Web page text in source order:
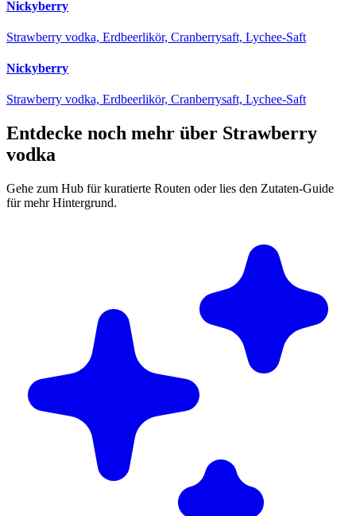
Nickyberry
Strawberry vodka, Erdbeerlikör, Cranberrysaft, Lychee-Saft
Nickyberry
Strawberry vodka, Erdbeerlikör, Cranberrysaft, Lychee-Saft
Entdecke noch mehr über Strawberry
vodka
Gehe zum Hub für kuratierte Routen oder lies den Zutaten-Guide
für mehr Hintergrund.